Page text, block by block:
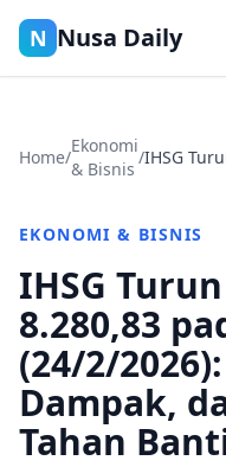
N Nusa Daily
Home/
Ekonomi
& Bisnis
/IHSG
EKONOMI & BISNIS
IHSG
8.280,83
(24/2/
Dampak,
Tahan